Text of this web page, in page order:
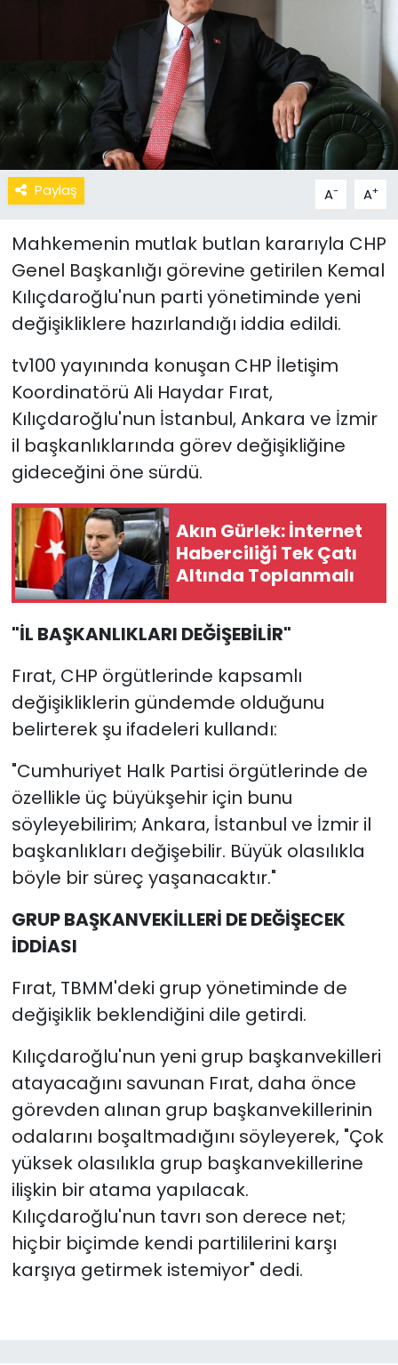
Paylaş A- A+
Mahkemenin mutlak butlan kararıyla CHP
Genel Başkanlığı görevine getirilen Kemal
Kılıçdaroğlu'nun parti yönetiminde yeni
değişikliklere hazırlandığı iddia edildi.
tv100 yayınında konuşan CHP İletişim
Koordinatörü Ali Haydar Fırat,
Kılıçdaroğlu'nun İstanbul, Ankara ve İzmir
il başkanlıklarında görev değişikliğine
gideceğini öne sürdü.
Akın Gürlek: İnternet
Haberciliği Tek Çatı
Altında Toplanmalı
"İL BAŞKANLIKLARI DEĞİŞEBİLİR"
Fırat, CHP örgütlerinde kapsamlı
değişikliklerin gündemde olduğunu
belirterek şu ifadeleri kullandı:
"Cumhuriyet Halk Partisi örgütlerinde de
özellikle üç büyükşehir için bunu
söyleyebilirim; Ankara, İstanbul ve İzmir il
başkanlıkları değişebilir. Büyük olasılıkla
böyle bir süreç yaşanacaktır."
GRUP BAŞKANVEKİLLERİ DE DEĞİŞECEK
İDDİASI
Fırat, TBMM'deki grup yönetiminde de
değişiklik beklendiğini dile getirdi.
Kılıçdaroğlu'nun yeni grup başkanvekilleri
atayacağını savunan Fırat, daha önce
görevden alınan grup başkanvekillerinin
odalarını boşaltmadığını söyleyerek, "Çok
yüksek olasılıkla grup başkanvekillerine
ilişkin bir atama yapılacak.
Kılıçdaroğlu'nun tavrı son derece net;
hiçbir biçimde kendi partililerini karşı
karşıya getirmek istemiyor" dedi.